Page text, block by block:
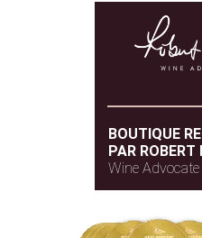
BOUTIQUE
PAR ROBERT
Wine